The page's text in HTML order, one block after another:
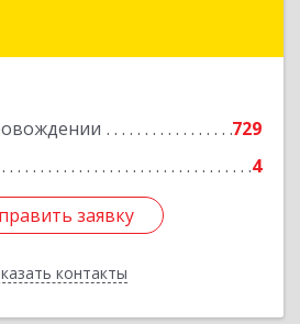
729
4
заявку
контакты
обл, Псков г, Советская ул,
заявку
Назад